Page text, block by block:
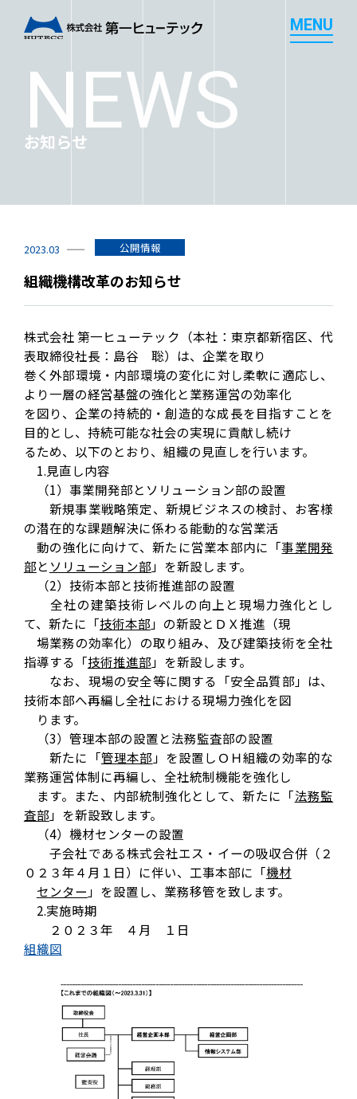
M ENU
NEWS
お知らせ
2023.03 公開情報
組織機構改革のお知らせ
株式会社 第一ヒューテック（本社：東京都新宿区、代
表取締役社長：島谷 聡）は、企業を取り
巻く外部環境・内部環境の変化に対し柔軟に適応し、
より一層の経営基盤の強化と業務運営の効率化
を図り、企業の持続的・創造的な成長を目指すことを
目的とし、持続可能な社会の実現に貢献し続け
るため、以下のとおり、組織の見直しを行います。
1.見直し内容
（1）事業開発部とソリューション部の設置
新規事業戦略策定、新規ビジネスの検討、お客様
の潜在的な課題解決に係わる能動的な営業活
動の強化に向けて、新たに営業本部内に「事業開発
部と ソリューション部 」を新設します。
（2）技術本部と技術推進部の設置
全社の建築技術レベルの向上と現場力強化とし
て、新たに「技術本部 」の新設とＤＸ推進（現
場業務の効率化）の取り組み、及び建築技術を全社
指導する「技術推進部 」を新設します。
なお、現場の安全等に関する「安全品質部」は、
技術本部へ再編し全社における現場力強化を図
ります。
（3）管理本部の設置と法務監査部の設置
新たに「管理本部 」を設置しＯＨ組織の効率的な
業務運営体制に再編し、全社統制機能を強化し
ます。また、内部統制強化として、新たに「法務監
査部 」を新設致します。
（4）機材センターの設置
子会社である株式会社エス・イーの吸収合併（２
０２３年４月１日）に伴い、工事本部に「機材
センター 」を設置し、業務移管を致します。
2.実施時期
２０２３年 ４月 １日
組織図